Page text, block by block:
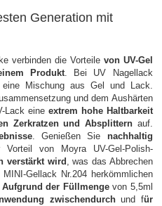
Generation mit
verbinden die Vorteile von UV-Gel
Produkt. Bei UV Nagellack
Mischung aus Gel und Lack.
und dem Aushärten
Lack eine extrem hohe Haltbarkeit
Zerkratzen und Absplittern auf.
. Genießen Sie nachhaltig
von Moyra UV-Gel-Polish-
verstärkt wird, was das Abbrechen
Gellack Nr.204 herkömmlichen
Aufgrund der Füllmengevon 5,5ml
zwischendurchund für